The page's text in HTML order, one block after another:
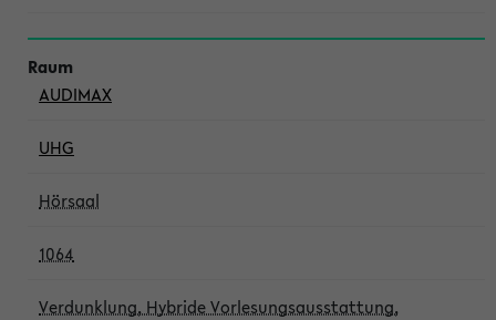
AUDIMAX
UHG
Hörsaal
1064
Verdunklung, Hybride Vorlesungsausstattung,